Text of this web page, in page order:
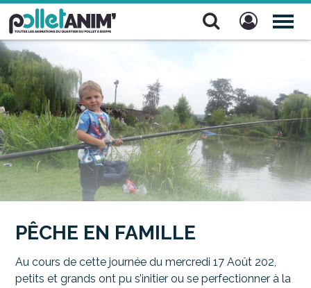
Pollet Anim'
PÊCHE EN FAMILLE
Au cours de cette journée du mercredi 17 Août 202,
petits et grands ont pu s’initier ou se perfectionner à la